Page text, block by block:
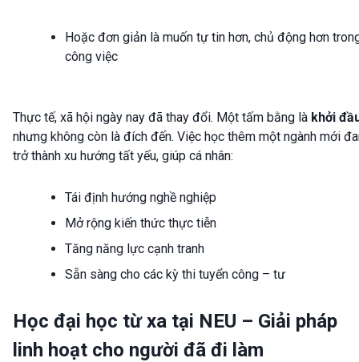
Hoặc đơn giản là muốn tự tin hơn, chủ động hơn
công việc
Thực tế, xã hội ngày nay đã thay đổi. Một tấm bằng là khởi
nhưng không còn là đích đến. Việc học thêm một ngành mới
trở thành xu hướng tất yếu, giúp cá nhân:
Tái định hướng nghề nghiệp
Mở rộng kiến thức thực tiễn
Tăng năng lực cạnh tranh
Sẵn sàng cho các kỳ thi tuyển công – tư
Học đại học từ xa tại NEU – Giải pháp
linh hoạt cho người đã đi làm